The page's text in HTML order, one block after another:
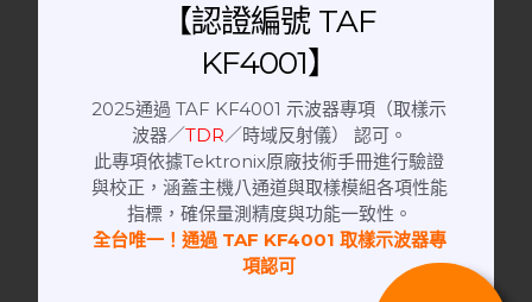
Product
Digital Multimeter | 數位萬用電錶
【認證編號 TAF
KF4001】
2025通過 TAF KF4001 示波器專項（取樣示
波器／TDR／時域反射儀） 認可。
此專項依據Tektronix原廠技術手冊進行驗證
與校正，涵蓋主機八通道與取樣模組各項性能
指標，確保量測精度與功能一致性。
全台唯一！通過 TAF KF4001 取樣示波器專
項認可